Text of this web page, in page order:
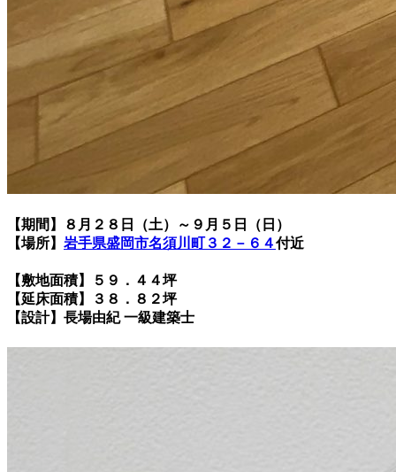
【期間】８月２８日（土）～９月５日（日）
【場所】 岩手県盛岡市名須川町３２－６４付近
【敷地面積】５９．４４坪
【延床面積】３８．８２坪
【設計】長場由紀 一級建築士